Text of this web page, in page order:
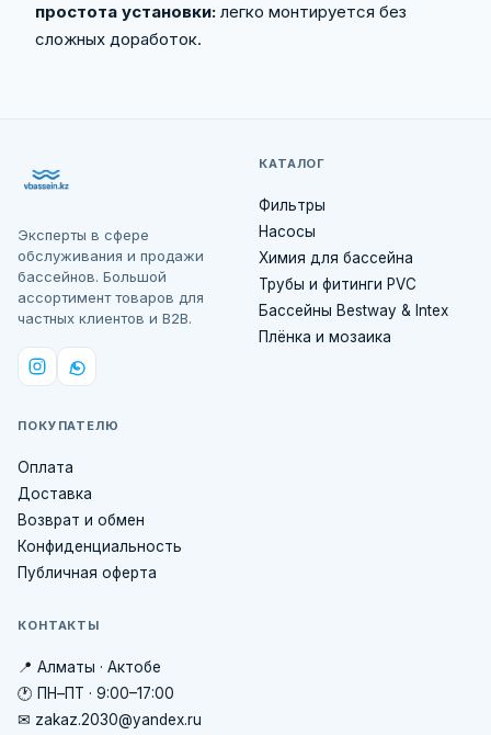
простота установки: легко монтируется без
сложных доработок.
Эксперты в сфере
обслуживания и продажи
бассейнов. Большой
ассортимент товаров для
частных клиентов и B2B.
КАТАЛОГ
Фильтры
Насосы
Химия для бассейна
Трубы и фитинги PVC
Бассейны Bestway & Intex
Плёнка и мозаика
ПОКУПАТЕЛЮ
Оплата
Доставка
Возврат и обмен
Конфиденциальность
Публичная оферта
КОНТАКТЫ
📍 Алматы · Актобе
🕐 ПН–ПТ · 9:00–17:00
✉ zakaz.2030@yandex.ru